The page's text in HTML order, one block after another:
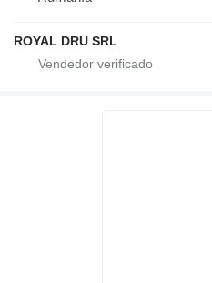
ROYAL DRU SRL